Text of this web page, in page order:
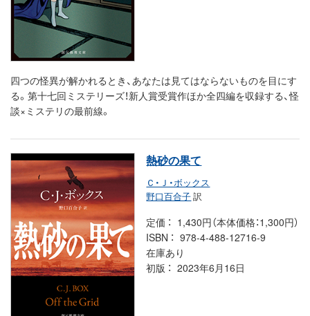
四つの怪異が解かれるとき、あなたは見てはならないものを目にす
る。第十七回ミステリーズ！新人賞受賞作ほか全四編を収録する、怪
談×ミステリの最前線。
熱砂の果て
Ｃ・Ｊ・ボックス
野口百合子訳
定価
1,430円（本体価格：1,300円）
ISBN
978-4-488-12716-9
在庫あり
初版
2023年6月16日